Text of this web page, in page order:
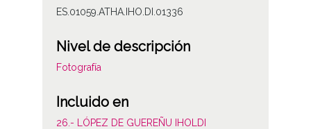
ES.01059.ATHA.IHO.DI.01336
Nivel de descripción
Fotografía
Incluido en
26.- LÓPEZ DE GUEREÑU IHOLDI